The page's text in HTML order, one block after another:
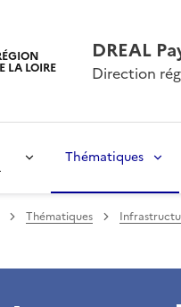
LA LOIRE
DREAL
Direction
Thématiques
Thématiques